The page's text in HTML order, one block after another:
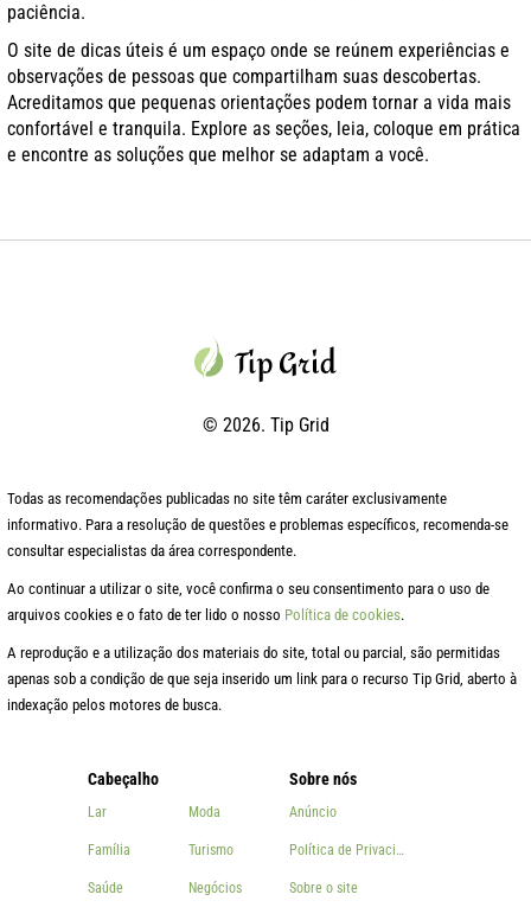
paciência.
O site de dicas úteis é um espaço onde se reúnem experiências e
observações de pessoas que compartilham suas descobertas.
Acreditamos que pequenas orientações podem tornar a vida mais
confortável e tranquila. Explore as seções, leia, coloque em prática
e encontre as soluções que melhor se adaptam a você.
© 2026. Tip Grid
Cabeçalho
Lar
Família
Saúde
Moda
Turismo
Negócios
Sobre nós
Anúncio
Política de Privacidade
Sobre o site
Todas as recomendações publicadas no site têm caráter exclusivamente
informativo. Para a resolução de questões e problemas específicos, recomenda-se
consultar especialistas da área correspondente.
Ao continuar a utilizar o site, você confirma o seu consentimento para o uso de
arquivos cookies e o fato de ter lido o nosso Política de cookies.
A reprodução e a utilização dos materiais do site, total ou parcial, são permitidas
apenas sob a condição de que seja inserido um link para o recurso Tip Grid, aberto à
indexação pelos motores de busca.